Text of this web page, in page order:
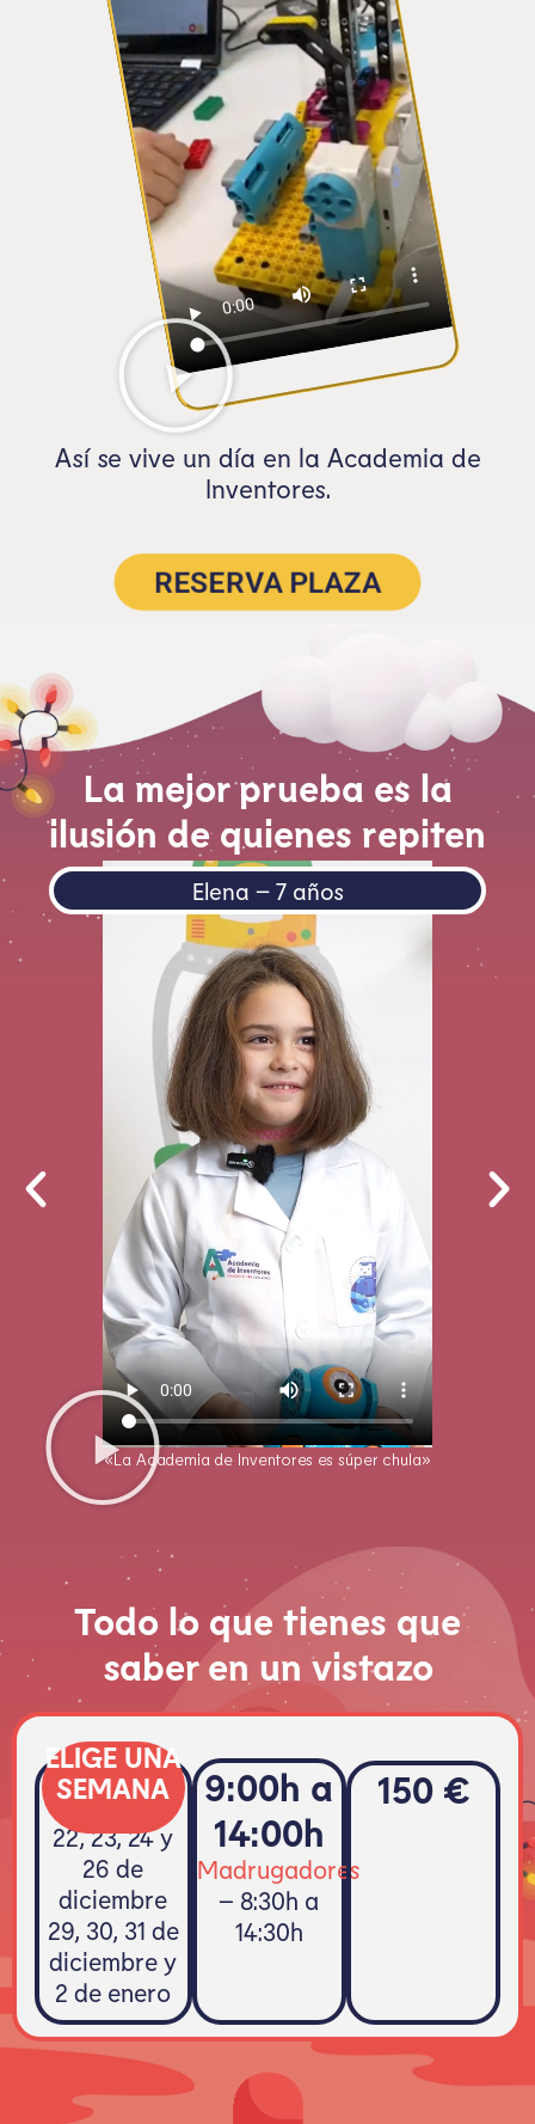
Así se vive un día en la Academia de
Inventores.
RESERVA PLAZA
La mejor prueba es la
ilusión de quienes repiten
Elena – 7 años
«La Academia de Inventores es súper chula»
Todo lo que tienes que
saber en un vistazo
ELIGE UNA
SEMANA
22, 23, 24 y
26 de
diciembre
29, 30, 31 de
diciembre y
2 de enero
9:00h a
14:00h
Madrugadores
– 8:30h a
14:30h
150 €